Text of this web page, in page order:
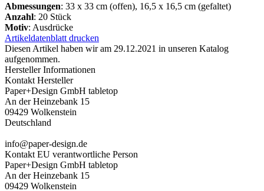
Abmessungen: 33 x 33 cm (offen), 16,5 x 16,5 cm (gefaltet)
Anzahl: 20 Stück
Motiv: Ausdrücke
Artikeldatenblatt drucken
Diesen Artikel haben wir am 29.12.2021 in unseren Katalog
aufgenommen.
Hersteller Informationen
Kontakt Hersteller
Paper+Design GmbH tabletop
An der Heinzebank 15
09429 Wolkenstein
Deutschland
info@paper-design.de
Kontakt EU verantwortliche Person
Paper+Design GmbH tabletop
An der Heinzebank 15
09429 Wolkenstein